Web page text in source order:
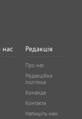
нас Редакція
Про нас
Редакційна
політика
Команда
Контакти
Напишіть нам